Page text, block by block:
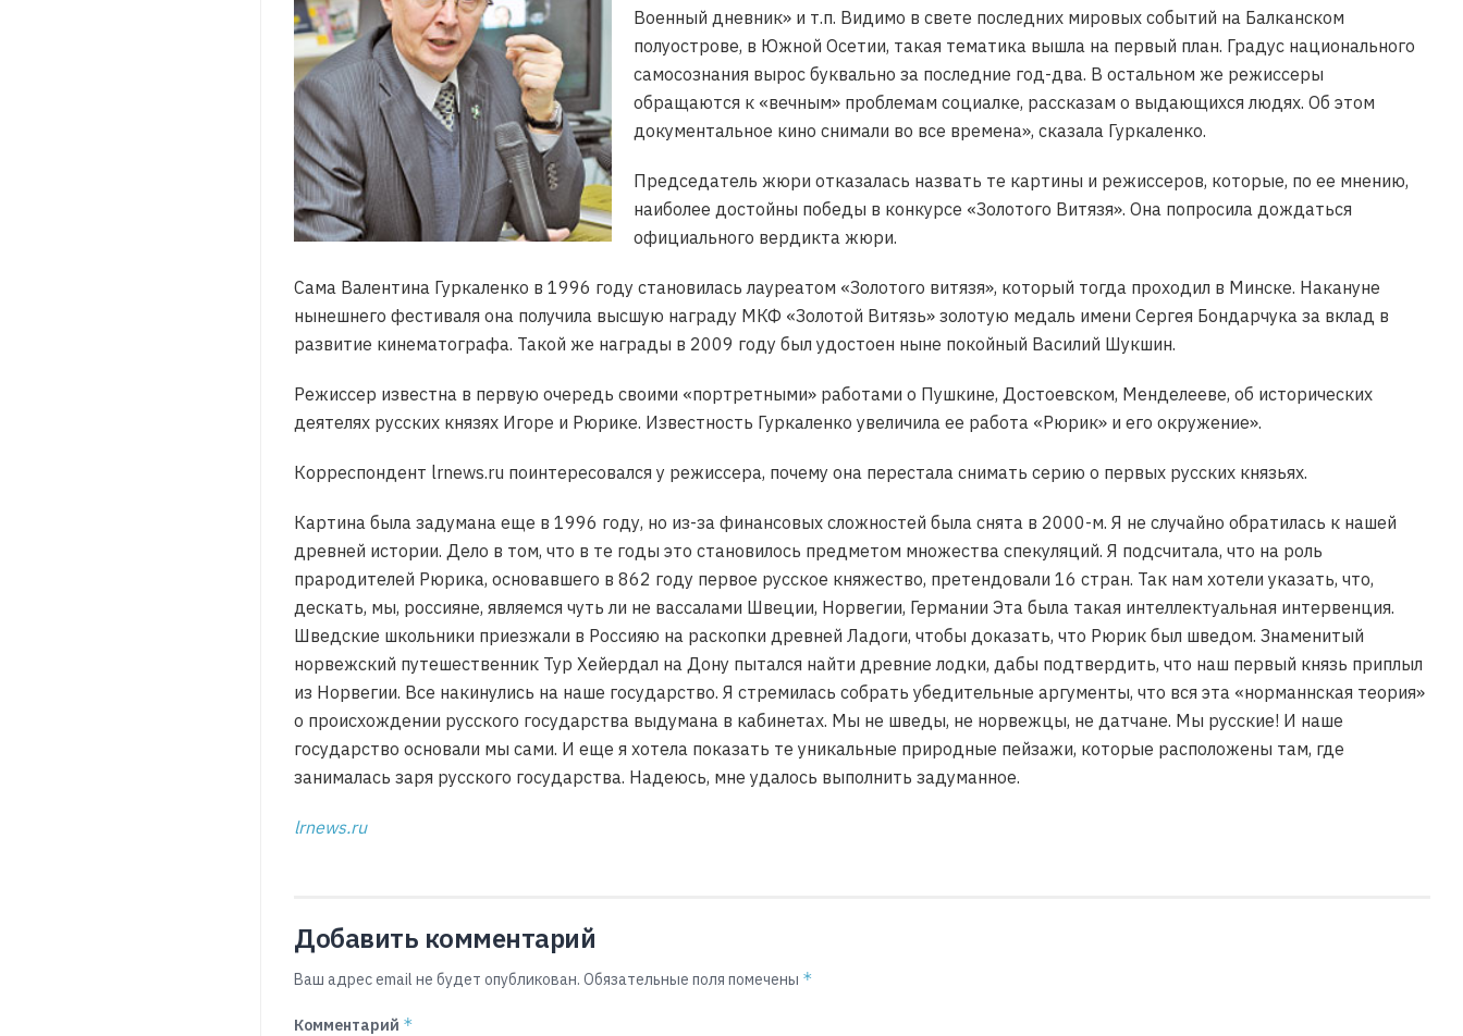
Военный дневник» и т.п. Видимо в свете последних мировых событий на Балканском
полуострове, в Южной Осетии, такая тематика вышла на первый план. Градус национального
самосознания вырос буквально за последние год-два. В остальном же режиссеры
обращаются к «вечным» проблемам социалке, рассказам о выдающихся людях. Об этом
документальное кино снимали во все времена», сказала Гуркаленко.
Председатель жюри отказалась назвать те картины и режиссеров, которые, по ее мнению,
наиболее достойны победы в конкурсе «Золотого Витязя». Она попросила дождаться
официального вердикта жюри.
Сама Валентина Гуркаленко в 1996 году становилась лауреатом «Золотого витязя», который тогда проходил в Минске. Накануне
нынешнего фестиваля она получила высшую награду МКФ «Золотой Витязь» золотую медаль имени Сергея Бондарчука за вклад в
развитие кинематографа. Такой же награды в 2009 году был удостоен ныне покойный Василий Шукшин.
Режиссер известна в первую очередь своими «портретными» работами о Пушкине, Достоевском, Менделееве, об исторических
деятелях русских князях Игоре и Рюрике. Известность Гуркаленко увеличила ее работа «Рюрик» и его окружение».
Корреспондент lrnews.ru поинтересовался у режиссера, почему она перестала снимать серию о первых русских князьях.
Картина была задумана еще в 1996 году, но из-за финансовых сложностей была снята в 2000-м. Я не случайно обратилась к нашей
древней истории. Дело в том, что в те годы это становилось предметом множества спекуляций. Я подсчитала, что на роль
прародителей Рюрика, основавшего в 862 году первое русское княжество, претендовали 16 стран. Так нам хотели указать, что,
дескать, мы, россияне, являемся чуть ли не вассалами Швеции, Норвегии, Германии Эта была такая интеллектуальная интервенция.
Шведские школьники приезжали в Россияю на раскопки древней Ладоги, чтобы доказать, что Рюрик был шведом. Знаменитый
норвежский путешественник Тур Хейердал на Дону пытался найти древние лодки, дабы подтвердить, что наш первый князь приплыл
из Норвегии. Все накинулись на наше государство. Я стремилась собрать убедительные аргументы, что вся эта «норманнская теория»
о происхождении русского государства выдумана в кабинетах. Мы не шведы, не норвежцы, не датчане. Мы русские! И наше
государство основали мы сами. И еще я хотела показать те уникальные природные пейзажи, которые расположены там, где
занималась заря русского государства. Надеюсь, мне удалось выполнить задуманное.
lrnews.ru
Добавить комментарий
Ваш адрес email не будет опубликован. Обязательные поля помечены *
Комментарий *